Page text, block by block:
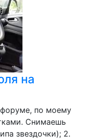
на
по моему
Снимаешь
звездочки); 2.